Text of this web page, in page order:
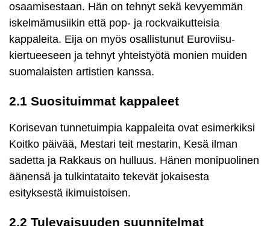
osaamisestaan. Hän on tehnyt sekä kevyemmän
iskelmämusiikin että pop- ja rockvaikutteisia
kappaleita. Eija on myös osallistunut Euroviisu-
kiertueeseen ja tehnyt yhteistyötä monien muiden
suomalaisten artistien kanssa.
2.1 Suosituimmat kappaleet
Korisevan tunnetuimpia kappaleita ovat esimerkiksi
Koitko päivää, Mestari teit mestarin, Kesä ilman
sadetta ja Rakkaus on hulluus. Hänen monipuolinen
äänensä ja tulkintataito tekevät jokaisesta
esityksestä ikimuistoisen.
2.2 Tulevaisuuden suunnitelmat